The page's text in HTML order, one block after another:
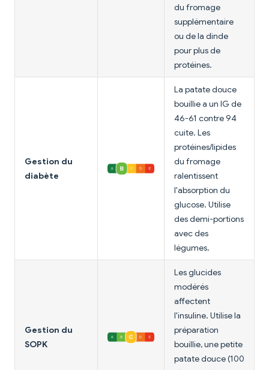
du fromage
supplémentaire
ou de la dinde
pour plus de
protéines.
Gestion du
diabète
La patate douce
bouillie a un IG de
46-61 contre 94
cuite. Les
protéines/lipides
du fromage
ralentissent
l'absorption du
glucose. Utilise
des demi-portions
avec des
légumes.
Gestion du
SOPK
Les glucides
modérés
affectent
l'insuline. Utilise la
préparation
bouillie, une petite
patate douce (100